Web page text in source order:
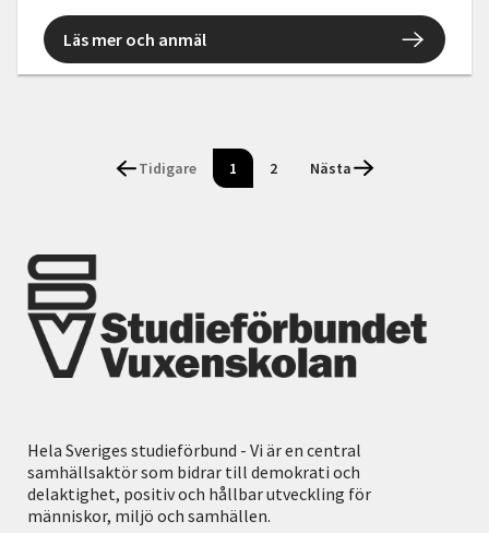
Läs mer och anmäl
Tidigare 1 2 Nästa
Hela Sveriges studieförbund - Vi är en central
samhällsaktör som bidrar till demokrati och
delaktighet, positiv och hållbar utveckling för
människor, miljö och samhällen.